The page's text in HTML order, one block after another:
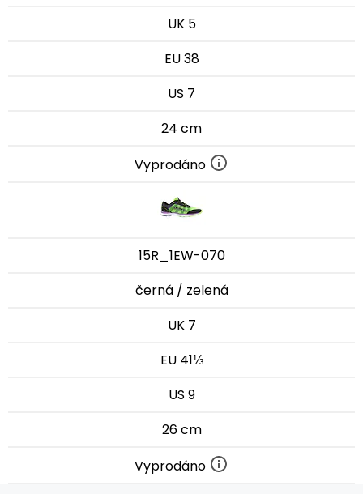
UK 5
EU 38
US 7
24 cm
Vyprodáno
15R_1EW-070
černá / zelená
UK 7
EU 41⅓
US 9
26 cm
Vyprodáno